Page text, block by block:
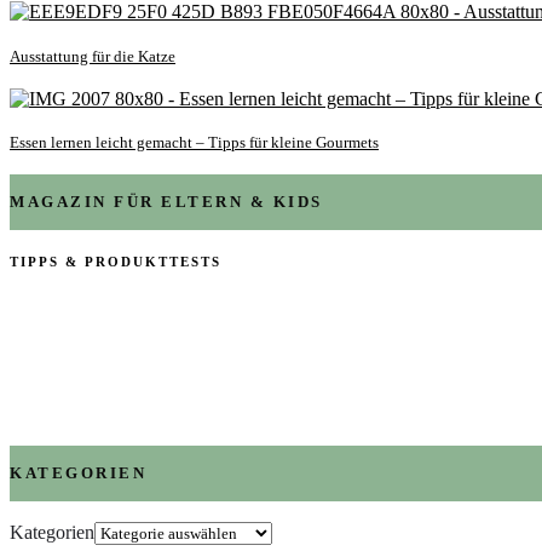
Ausstattung für die Katze
Essen lernen leicht gemacht – Tipps für kleine Gourmets
MAGAZIN FÜR ELTERN & KIDS
TIPPS & PRODUKTTESTS
KATEGORIEN
Kategorien